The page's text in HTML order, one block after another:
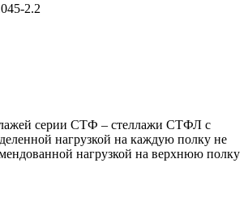
серии СТФ – стеллажи СТФЛ с
нагрузкой на каждую полку не
нагрузкой на верхнюю полку